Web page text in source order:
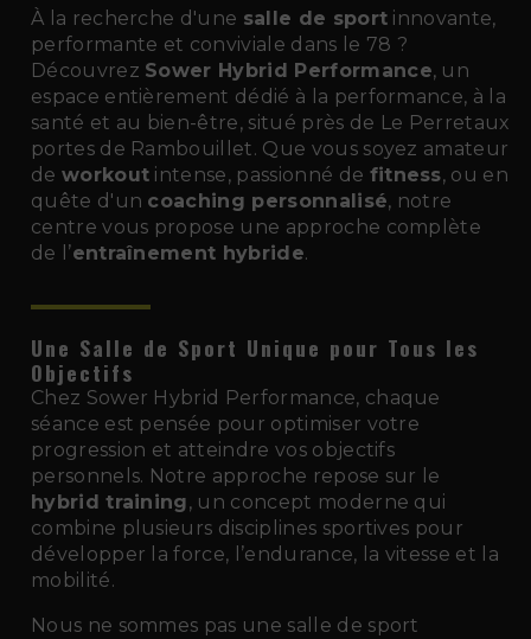
À la recherche d'une salle de sport innovante,
performante et conviviale dans le 78 ?
Découvrez Sower Hybrid Performance, un
espace entièrement dédié à la performance, à la
santé et au bien-être, situé près de Le Perretaux
portes de Rambouillet. Que vous soyez amateur
de workout intense, passionné de fitness, ou en
quête d'un coaching personnalisé, notre
centre vous propose une approche complète
de l’entraînement hybride.
Une Salle de Sport Unique pour Tous les
Objectifs
Chez Sower Hybrid Performance, chaque
séance est pensée pour optimiser votre
progression et atteindre vos objectifs
personnels. Notre approche repose sur le
hybrid training, un concept moderne qui
combine plusieurs disciplines sportives pour
développer la force, l’endurance, la vitesse et la
mobilité.
Nous ne sommes pas une salle de sport